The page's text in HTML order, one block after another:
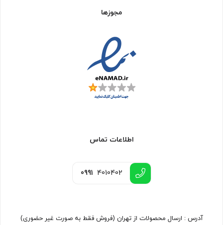
مجوزها
اطلاعات تماس
0991 4010402
آدرس : ارسال محصولات از تهران (فروش فقط به صورت غیر حضوری)